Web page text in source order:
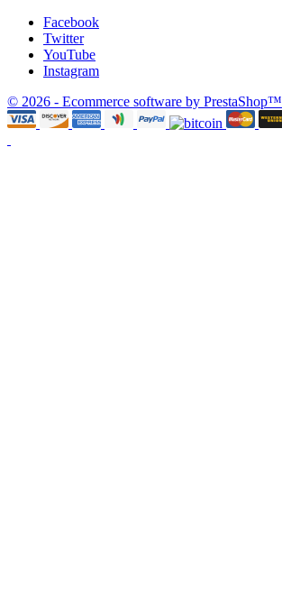
Facebook
Twitter
YouTube
Instagram
© 2026 - Ecommerce software by PrestaShop™